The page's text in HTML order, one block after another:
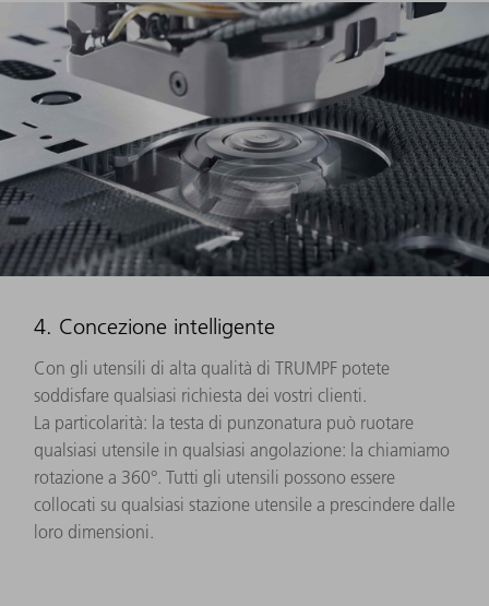
4. Concezione intelligente
Con gli utensili di alta qualità di TRUMPF potete
soddisfare qualsiasi richiesta dei vostri clienti.
La particolarità: la testa di punzonatura può ruotare
qualsiasi utensile in qualsiasi angolazione: la chiamiamo
rotazione a 360°. Tutti gli utensili possono essere
collocati su qualsiasi stazione utensile a prescindere dalle
loro dimensioni.